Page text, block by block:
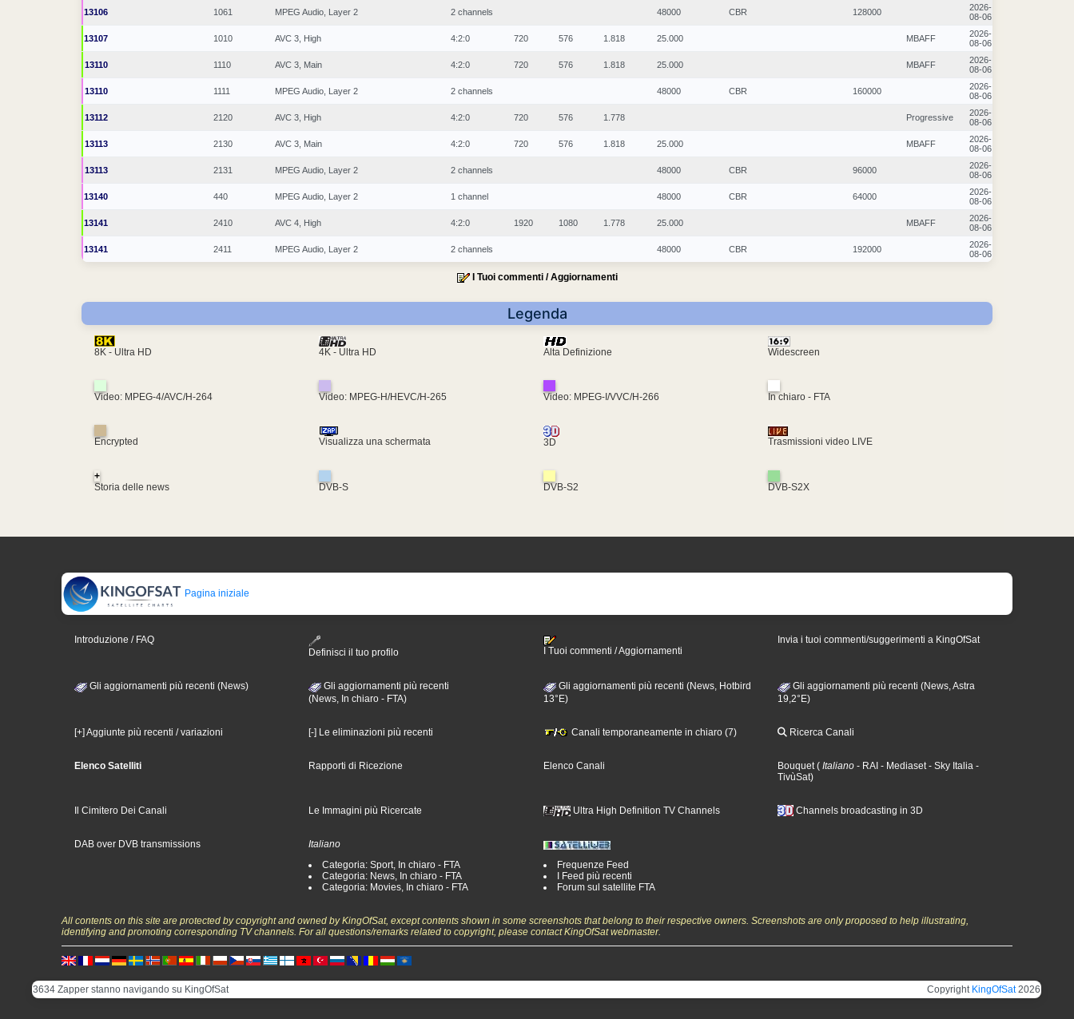
13106 1061 MPEG Audio, Layer 2 2 channels 48000 CBR 128000
2026-
08-06
13107 1010 AVC 3, High 4:2:0 720 576 1.818 25.000 MBAFF
2026-
08-06
13110 1110 AVC 3, Main 4:2:0 720 576 1.818 25.000 MBAFF
2026-
08-06
13110 1111 MPEG Audio, Layer 2 2 channels 48000 CBR 160000
2026-
08-06
13112 2120 AVC 3, High 4:2:0 720 576 1.778 Progressive
2026-
08-06
13113 2130 AVC 3, Main 4:2:0 720 576 1.818 25.000 MBAFF
2026-
08-06
13113 2131 MPEG Audio, Layer 2 2 channels 48000 CBR 96000
2026-
08-06
13140 440 MPEG Audio, Layer 2 1 channel 48000 CBR 64000
2026-
08-06
13141 2410 AVC 4, High 4:2:0 1920 1080 1.778 25.000 MBAFF
2026-
08-06
13141 2411 MPEG Audio, Layer 2 2 channels 48000 CBR 192000
2026-
08-06
I Tuoi commenti / Aggiornamenti
Legenda
8K - Ultra HD 4K - Ultra HD Alta Definizione Widescreen
Video: MPEG-4/AVC/H-264 Video: MPEG-H/HEVC/H-265 Video: MPEG-I/VVC/H-266 In chiaro - FTA
Encrypted Visualizza una schermata 3D Trasmissioni video LIVE
+
Storia delle news
DVB-S DVB-S2 DVB-S2X
Pagina iniziale
Introduzione / FAQ
Definisci il tuo profilo
I Tuoi commenti / Aggiornamenti
Invia i tuoi commenti/suggerimenti a KingOfSat
Gli aggiornamenti più recenti (News)
Gli aggiornamenti più recenti
(News, In chiaro - FTA)
Gli aggiornamenti più recenti (News, Hotbird
13°E)
Gli aggiornamenti più recenti (News, Astra
19,2°E)
[+] Aggiunte più recenti / variazioni [-] Le eliminazioni più recenti Canali temporaneamente in chiaro (7) Ricerca Canali
Elenco Satelliti Rapporti di Ricezione Elenco Canali Bouquet ( Italiano - RAI - Mediaset - Sky Italia -
TivùSat)
Il Cimitero Dei Canali Le Immagini più Ricercate Ultra High Definition TV Channels Channels broadcasting in 3D
DAB over DVB transmissions
Italiano
Categoria: Sport, In chiaro - FTA
Categoria: News, In chiaro - FTA
Categoria: Movies, In chiaro - FTA
Frequenze Feed
I Feed più recenti
Forum sul satellite FTA
All contents on this site are protected by copyright and owned by KingOfSat, except contents shown in some screenshots that belong to their respective owners. Screenshots are only proposed to help illustrating,
identifying and promoting corresponding TV channels. For all questions/remarks related to copyright, please contact KingOfSat webmaster.
3634 Zapper stanno navigando su KingOfSat Copyright KingOfSat2026